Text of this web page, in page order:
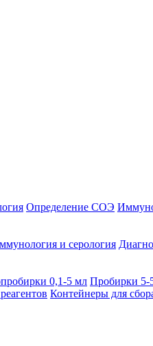
Определение СОЭ
и серология
0,1-5 мл Пробирки 5-
Контейнеры для